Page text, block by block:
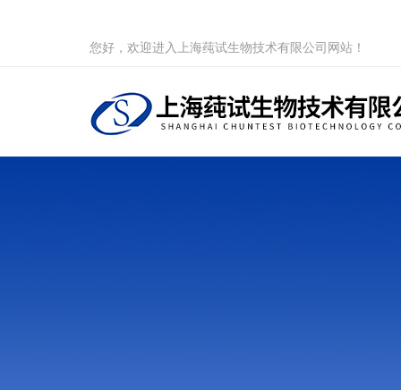
您好，欢迎进入上海莼试生物技术有限公司网站！